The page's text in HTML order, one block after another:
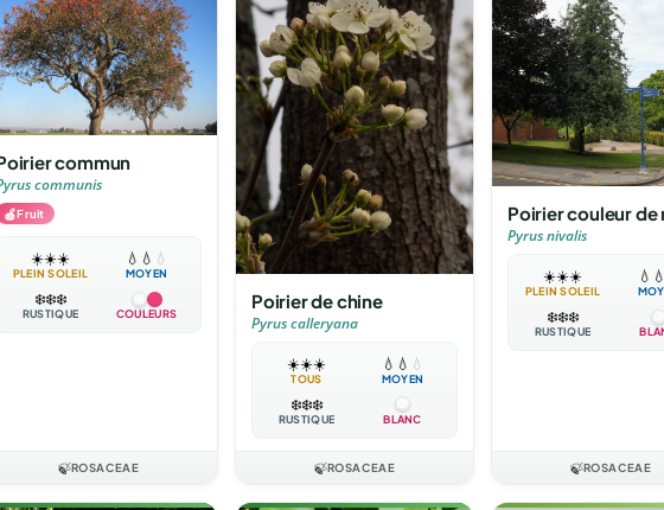
commun
communis
🍎Fruit
☀️☀️☀️
PLEIN SOLEIL
💧 💧 💧
MOYEN
❄️❄️❄️
RUSTIQUE COULEURS
🍃ROSACEAE
Poirier de chine
Pyrus calleryana
☀️☀️☀️
TOUS
💧 💧 💧
MOYEN
❄️❄️❄️
RUSTIQUE BLANC
🍃ROSACEAE
Poirier couleur de
Pyrus nivalis
☀️☀️☀️
PLEIN SOLEIL
💧 💧
❄️❄️❄️
RUSTIQUE
🍃ROSACEAE